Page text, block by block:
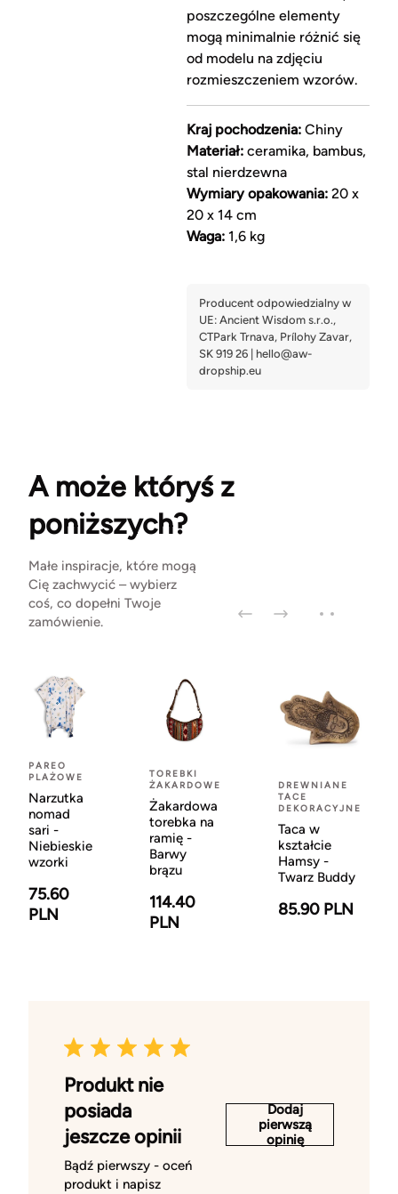
poszczególne elementy
mogą minimalnie różnić się
od modelu na zdjęciu
rozmieszczeniem wzorów.
Kraj pochodzenia:Chiny
Materiał:ceramika, bambus,
stal nierdzewna
Wymiary opakowania:20 x
20 x 14 cm
Waga:1,6 kg
A może któryś z
poniższych?
Małe inspiracje, które mogą
Cię zachwycić – wybierz
coś, co dopełni Twoje
zamówienie.
PAREO
PLAŻOWE
Narzutka
nomad
sari -
Niebieskie
wzorki
75.60
PLN
TOREBKI
ŻAKARDOWE
Żakardowa
torebka na
ramię -
Barwy
brązu
114.40
PLN
DREWNIANE
TACE
DEKORACYJNE
Taca w
kształcie
Hamsy -
Twarz Buddy
85.90 PLN
Produkt nie
posiada
jeszcze opinii
Bądź pierwszy - oceń
produkt i napisz
Dodaj
pierwszą
opinię